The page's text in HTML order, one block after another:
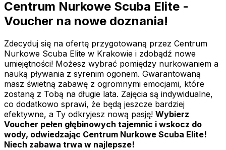
Centrum Nurkowe Scuba Elite -
Voucher na nowe doznania!
Zdecyduj się na ofertę przygotowaną przez Centrum
Nurkowe Scuba Elite w Krakowie i zdobądź nowe
umiejętności! Możesz wybrać pomiędzy nurkowaniem a
nauką pływania z syrenim ogonem. Gwarantowaną
masz świetną zabawę z ogromnymi emocjami, które
zostaną z Tobą na długie lata. Zajęcia są indywidualne,
co dodatkowo sprawi, że będą jeszcze bardziej
efektywne, a Ty odkryjesz nową pasję! Wybierz
Voucher pełen głębinowych tajemnic i wskocz do
wody, odwiedzając Centrum Nurkowe Scuba Elite!
Niech zabawa trwa w najlepsze!